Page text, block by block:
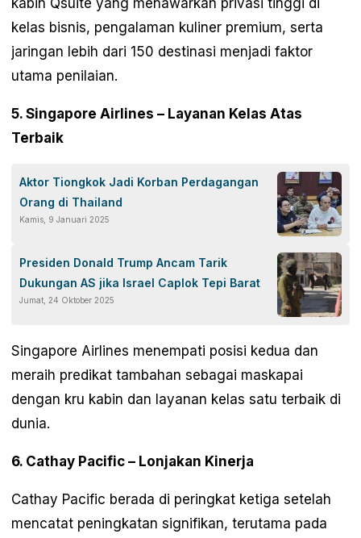
kelas bisnis, pengalaman kuliner premium, serta
jaringan lebih dari 150 destinasi menjadi faktor
utama penilaian.
5. Singapore Airlines – Layanan Kelas Atas
Terbaik
Aktor Tiongkok Jadi Korban Perdagangan
Orang di Thailand
Kamis, 9 Januari 2025
Presiden Donald Trump Ancam Tarik
Dukungan AS jika Israel Caplok Tepi Barat
Jumat, 24 Oktober 2025
Singapore Airlines menempati posisi kedua dan
meraih predikat tambahan sebagai maskapai
dengan kru kabin dan layanan kelas satu terbaik di
dunia.
6. Cathay Pacific – Lonjakan Kinerja
Cathay Pacific berada di peringkat ketiga setelah
mencatat peningkatan signifikan, terutama pada